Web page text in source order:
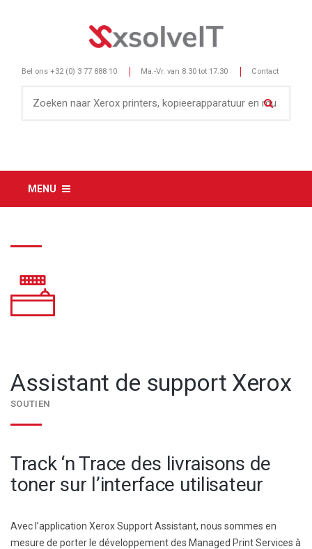
Bel ons +32 (0) 3 77 888 10 Ma.-Vr. van 8.30 tot 17.30 Contact
MENU
Assistant de support Xerox
SOUTIEN
Track ‘n Trace des livraisons de
toner sur l’interface utilisateur
Avec l’application Xerox Support Assistant, nous sommes en
mesure de porter le développement des Managed Print Services à